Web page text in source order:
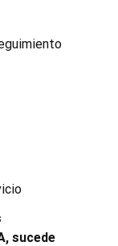
sucede